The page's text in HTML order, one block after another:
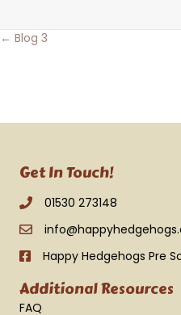
Posts
← Blog 3
Get In Touch!
01530 273148
Happy Hedgehogs Pre
Additional Resources
FAQ